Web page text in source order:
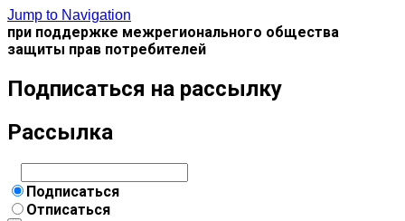
Jump to Navigation
при поддержке межрегионального общества
защиты прав потребителей
Подписаться на рассылку
Рассылка
Подписаться
Отписаться